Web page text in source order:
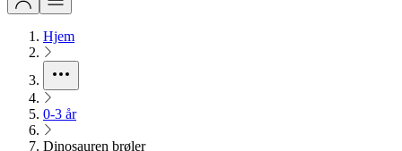
Hjem
0-3 år
Dinosauren brøler